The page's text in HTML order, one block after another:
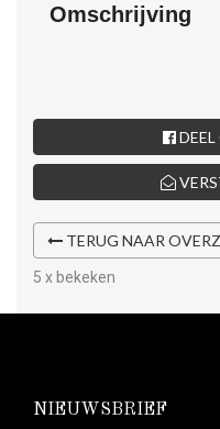
Omschrijving
TERUG NAAR
5 x bekeken
NIEUWSBRIEF